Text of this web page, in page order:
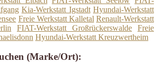
Kia-Werkstatt Igstadt Hyundai-Werkstatt
Freie Werkstatt Kalletal Renault-Werkstatt
FIAT-Werkstatt Großrückerswalde
Freie
Hyundai-Werkstatt Kreuzwertheim
(Marke/Ort):